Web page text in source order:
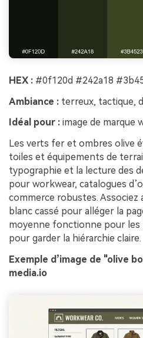
HEX : #0f120d #242a18
Ambiance : terreux, tactique,
Idéal pour : image de marque
Les verts fer et ombres olive
toiles et équipements de
typographie et la lecture des
pour workwear, catalogues
commerce robustes.
blanc cassé pour alléger la
moyenne fonctionne pour les
pour garder la hiérarchie claire.
Exemple d’image de "olive
media.io